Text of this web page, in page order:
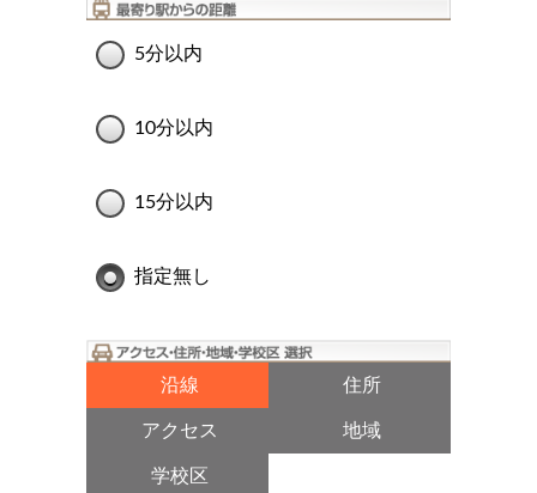
5分以内
10分以内
15分以内
指定無し
沿線 住所
アクセス 地域
学校区